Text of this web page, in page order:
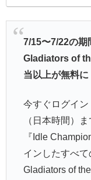
7/15〜7/22の期
Gladiators of
当以上が無料に
今すぐログイ
（日本時間）
『Idle
インしたすべ
Gladiators of